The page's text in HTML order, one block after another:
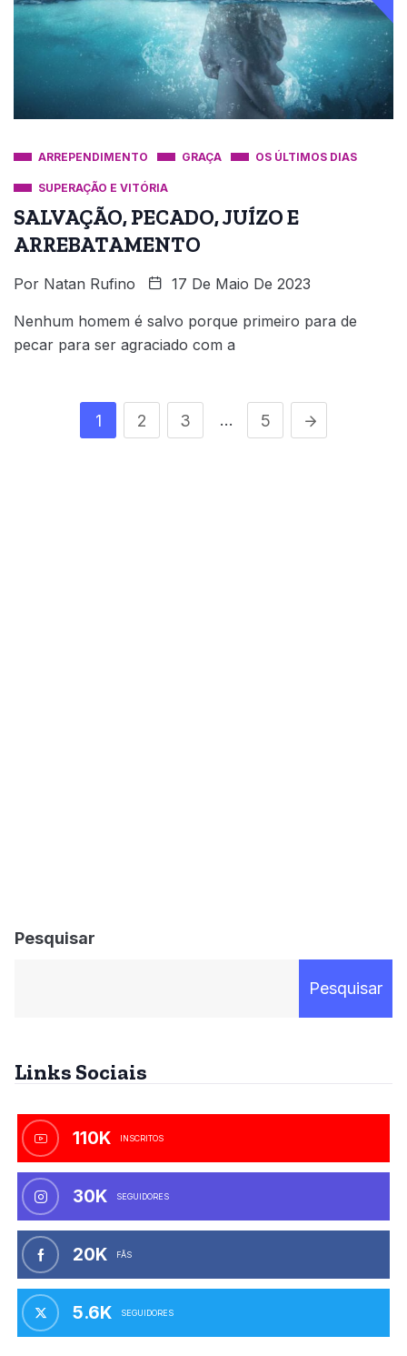
ARREPENDIMENTO GRAÇA OS ÚLTIMOS DIAS
SUPERAÇÃO E VITÓRIA
SALVAÇÃO, PECADO, JUÍZO E
ARREBATAMENTO
Por Natan Rufino 17 De Maio De 2023
Nenhum homem é salvo porque primeiro para de
pecar para ser agraciado com a
1 2 3 … 5
Pesquisar
Pesquisar
Links Sociais
110K INSCRITOS
30K SEGUIDORES
20K FÃS
5.6K SEGUIDORES